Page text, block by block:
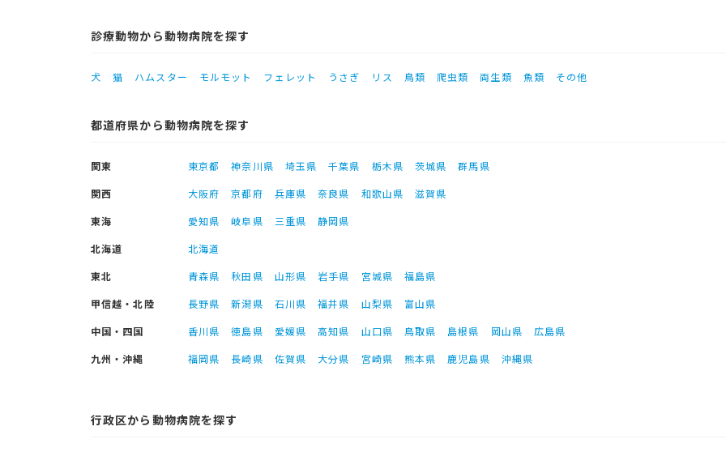
診療動物から動物病院を探す
犬 猫 ハムスター モルモット フェレット うさぎ リス 鳥類 爬虫類 両生類 魚類 その他
都道府県から動物病院を探す
関東 東京都 神奈川県 埼玉県 千葉県 栃木県 茨城県
群馬県
関西
大阪府 京都府 兵庫県 奈良県 和歌山県
滋賀県
東海
愛知県 岐阜県 三重県
静岡県
北海道
北海道
東北
青森県 秋田県 山形県 岩手県 宮城県
福島県
甲信越・北陸
長野県 新潟県 石川県 福井県 山梨県
富山県
中国・四国
香川県 徳島県 愛媛県 高知県 山口県 鳥取県 島根県 岡山県
広島県
九州・沖縄
福岡県 長崎県 佐賀県 大分県 宮崎県 熊本県 鹿児島県 沖縄県
行政区から動物病院を探す